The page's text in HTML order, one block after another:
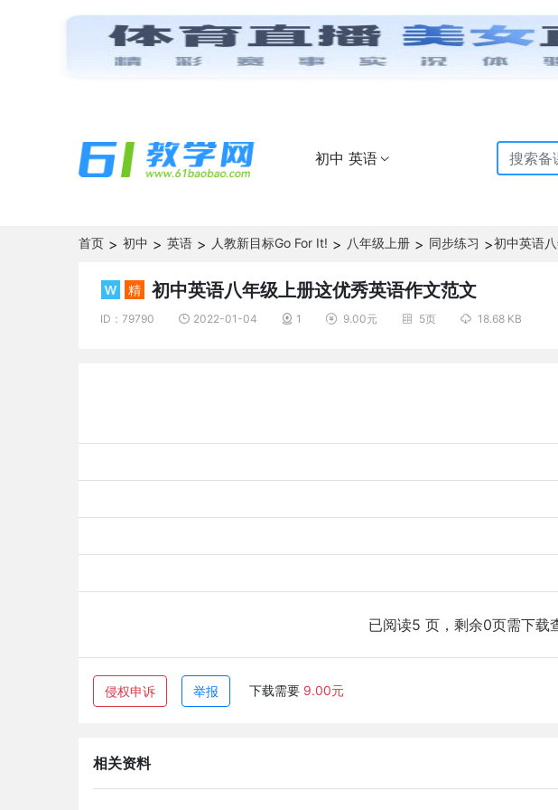
初中 英语
首页 > 初中 > 英语 > 人教新目标Go For It! > 八年级上册 > 同步练习 >初中英语
精 初中英语八年级上册这优秀英语作文范文
ID：79790  2022-01-04  1  9.00元  5页  18.68 KB
已阅读5 页，剩余0页需下载
侵权申诉 举报 下载需要 9.00元
相关资料